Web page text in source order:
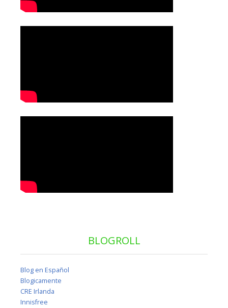
BLOGROLL
Blog en Español
Blogicamente
CRE Irlanda
Innisfree